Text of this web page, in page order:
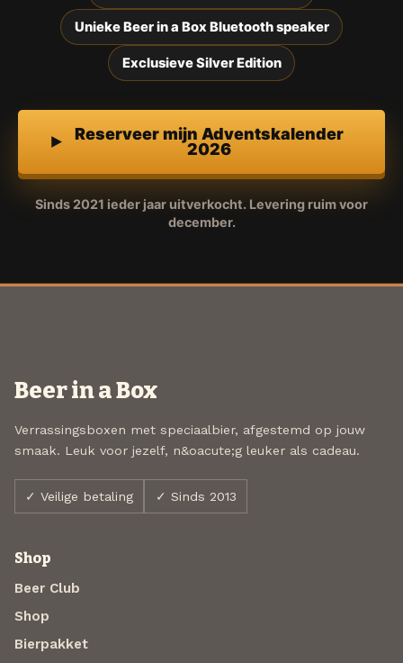
Unieke Beer in a Box Bluetooth speaker
Exclusieve Silver Edition
Reserveer mijn Adventskalender
2026
Sinds 2021 ieder jaar uitverkocht. Levering ruim voor
december.
Beer in a Box
Verrassingsboxen met speciaalbier, afgestemd op jouw
smaak. Leuk voor jezelf, n&oacute;g leuker als cadeau.
✓ Veilige betaling ✓ Sinds 2013
Shop
Beer Club
Shop
Bierpakket